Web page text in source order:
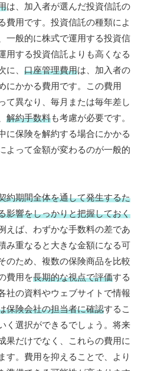
は、加入者が選んだ投資信託の
費用です。投資信託の種類によ
一般的に株式で運用する投資信
用する投資信託よりも高くなる
に、 口座管理費用は、加入者の
にかかる費用です。この費用
て異なり、毎月または毎年差し
解約手数料も考慮が必要です。
に保険を解約する場合にかかる
よって金額が変わるのが一般的
約期間全体を通して発生するた
影響をしっかりと把握しておく
えば、わずかな手数料の差であ
み重なると大きな金額になる可
のため、複数の保険商品を比較
費用を長期的な視点で評価する
社の資料やウェブサイトで情報
保険会社の担当者に確認するこ
く選択ができるでしょう。将来
果だけでなく、これらの費用に
す。費用を抑えることで、より